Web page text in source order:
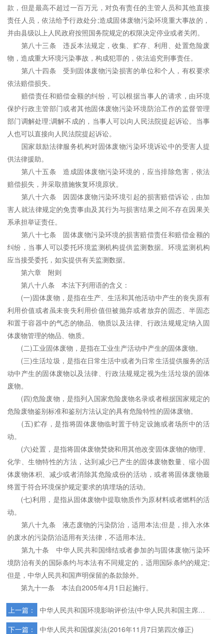
款，但是最高不超过一百万元，对负有责任的主管人员和其他直接
责任人员，依法给予行政处分;造成固体废物污染环境重大事故的，
并由县级以上人民政府按照国务院规定的权限决定停业或者关闭。
第八十三条 违反本法规定，收集、贮存、利用、处置危险废
物，造成重大环境污染事故，构成犯罪的，依法追究刑事责任。
第八十四条 受到固体废物污染损害的单位和个人，有权要求
依法赔偿损失。
赔偿责任和赔偿金额的纠纷，可以根据当事人的请求，由环境
保护行政主管部门或者其他固体废物污染环境防治工作的监督管理
部门调解处理;调解不成的，当事人可以向人民法院提起诉讼。当事
人也可以直接向人民法院提起诉讼。
国家鼓励法律服务机构对固体废物污染环境诉讼中的受害人提
供法律援助。
第八十五条 造成固体废物污染环境的，应当排除危害，依法
赔偿损失，并采取措施恢复环境原状。
第八十六条 因固体废物污染环境引起的损害赔偿诉讼，由加
害人就法律规定的免责事由及其行为与损害结果之间不存在因果关
系承担举证责任。
第八十七条 固体废物污染环境的损害赔偿责任和赔偿金额的
纠纷，当事人可以委托环境监测机构提供监测数据。 环境监测机构
应当接受委托，如实提供有关监测数据。
第六章 附则
第八十八条 本法下列用语的含义：
(一)固体废物，是指在生产、生活和其他活动中产生的丧失原有
利用价值或者虽未丧失利用价值但被抛弃或者放弃的固态、半固态
和置于容器中的气态的物品、物质以及法律、行政法规规定纳入固
体废物管理的物品、物质。
(二)工业固体废物，是指在工业生产活动中产生的固体废物。
(三)生活垃圾，是指在日常生活中或者为日常生活提供服务的活
动中产生的固体废物以及法律、行政法规规定视为生活垃圾的固体
废物。
(四)危险废物，是指列入国家危险废物名录或者根据国家规定的
危险废物鉴别标准和鉴别方法认定的具有危险特性的固体废物。
(五)贮存，是指将固体废物临时置于特定设施或者场所中的活
动。
(六)处置，是指将固体废物焚烧和用其他改变固体废物的物理、
化学、生物特性的方法，达到减少已产生的固体废物数量、缩小固
体废物体积、减少或者消除其危险成份的活动，或者将固体废物最
终置于符合环境保护规定要求的填埋场的活动。
(七)利用，是指从固体废物中提取物质作为原材料或者燃料的活
动。
第八十九条 液态废物的污染防治，适用本法;但是，排入水体
的废水的污染防治适用有关法律，不适用本法。
第九十条 中华人民共和国缔结或者参加的与固体废物污染环
境防治有关的国际条约与本法有不同规定的，适用国际条约的规定;
但是，中华人民共和国声明保留的条款除外。
第九十一条 本法自2005年4月1日起施行。
上一篇：
中华人民共和国环境影响评价法(中华人民共和国主席令(第四十八号))
下一篇：
中华人民共和国煤炭法(2016年11月7日第四次修正)